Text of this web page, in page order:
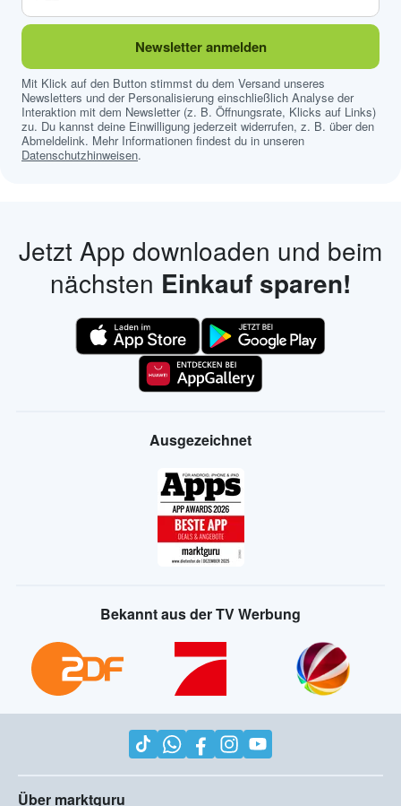
Newsletter anmelden
Mit Klick auf den Button stimmst du dem Versand unseres
Newsletters und der Personalisierung einschließlich Analyse der
Interaktion mit dem Newsletter (z. B. Öffnungsrate, Klicks auf Links)
zu. Du kannst deine Einwilligung jederzeit widerrufen, z. B. über den
Abmeldelink. Mehr Informationen findest du in unseren
Datenschutzhinweisen.
Jetzt App downloaden und beim
nächsten Einkauf sparen!
Ausgezeichnet
Bekannt aus der TV Werbung
Über marktguru